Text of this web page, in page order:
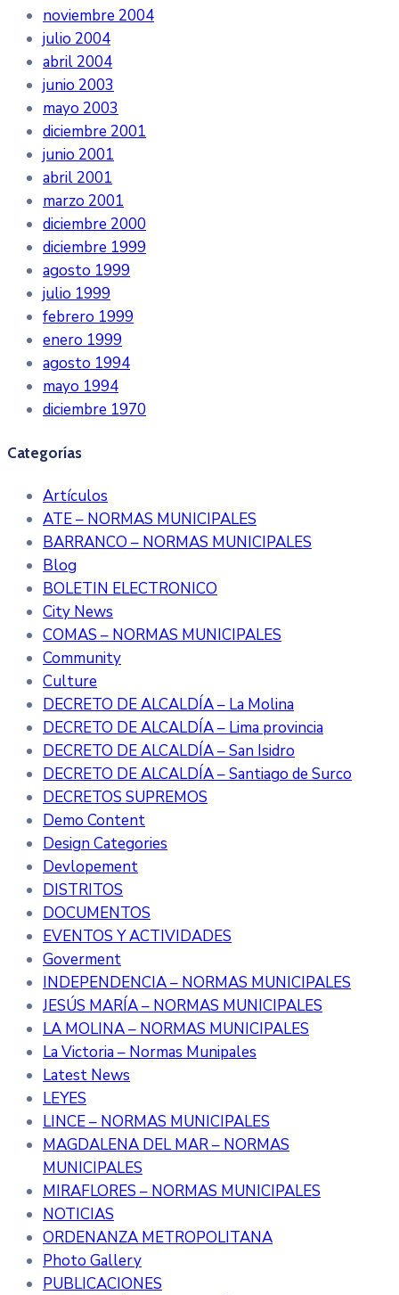
noviembre 2004
julio 2004
abril 2004
junio 2003
mayo 2003
diciembre 2001
junio 2001
abril 2001
marzo 2001
diciembre 2000
diciembre 1999
agosto 1999
julio 1999
febrero 1999
enero 1999
agosto 1994
mayo 1994
diciembre 1970
Categorías
Artículos
ATE – NORMAS MUNICIPALES
BARRANCO – NORMAS MUNICIPALES
Blog
BOLETIN ELECTRONICO
City News
COMAS – NORMAS MUNICIPALES
Community
Culture
DECRETO DE ALCALDÍA – La Molina
DECRETO DE ALCALDÍA – Lima provincia
DECRETO DE ALCALDÍA – San Isidro
DECRETO DE ALCALDÍA – Santiago de Surco
DECRETOS SUPREMOS
Demo Content
Design Categories
Devlopement
DISTRITOS
DOCUMENTOS
EVENTOS Y ACTIVIDADES
Goverment
INDEPENDENCIA – NORMAS MUNICIPALES
JESÚS MARÍA – NORMAS MUNICIPALES
LA MOLINA – NORMAS MUNICIPALES
La Victoria – Normas Munipales
Latest News
LEYES
LINCE – NORMAS MUNICIPALES
MAGDALENA DEL MAR – NORMAS
MUNICIPALES
MIRAFLORES – NORMAS MUNICIPALES
NOTICIAS
ORDENANZA METROPOLITANA
Photo Gallery
PUBLICACIONES